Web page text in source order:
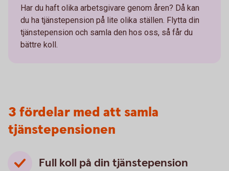
Har du haft olika arbetsgivare genom åren? Då kan
du ha tjänstepension på lite olika ställen. Flytta din
tjänstepension och samla den hos oss, så får du
bättre koll.
3 fördelar med att samla
tjänstepensionen
Full koll på din tjänstepension